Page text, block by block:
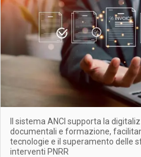
Il sistema ANCI supporta la
documentali e formazione,
tecnologie e il superamento delle
interventi PNRR